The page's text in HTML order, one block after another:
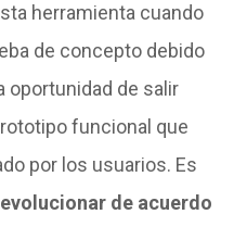
herramienta cuando
de concepto debido
oportunidad de salir
funcional que
por los usuarios. Es
de acuerdo